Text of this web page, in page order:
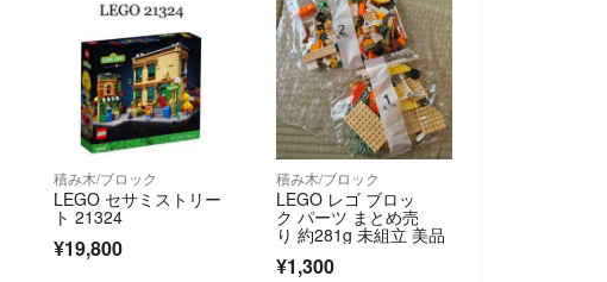
積み木/ブロック
LEGO セサミストリー
ト 21324
¥19,800
積み木/ブロック
LEGO レゴ ブロッ
ク パーツ まとめ売
り 約281g 未組立 美品
¥1,300